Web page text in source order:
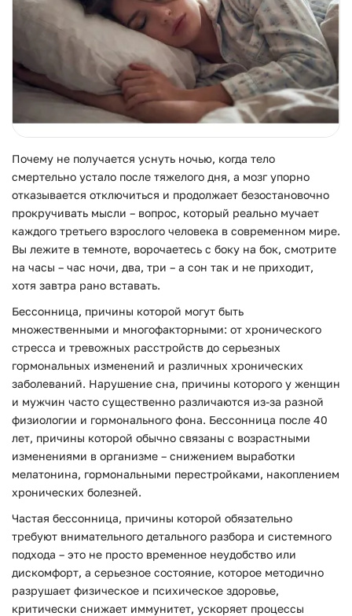
Почему не получается уснуть ночью, когда тело
смертельно устало после тяжелого дня, а мозг упорно
отказывается отключиться и продолжает безостановочно
прокручивать мысли – вопрос, который реально мучает
каждого третьего взрослого человека в современном мире.
Вы лежите в темноте, ворочаетесь с боку на бок, смотрите
на часы – час ночи, два, три – а сон так и не приходит,
хотя завтра рано вставать.
Бессонница, причины которой могут быть
множественными и многофакторными: от хронического
стресса и тревожных расстройств до серьезных
гормональных изменений и различных хронических
заболеваний. Нарушение сна, причины которого у женщин
и мужчин часто существенно различаются из-за разной
физиологии и гормонального фона. Бессонница после 40
лет, причины которой обычно связаны с возрастными
изменениями в организме – снижением выработки
мелатонина, гормональными перестройками, накоплением
хронических болезней.
Частая бессонница, причины которой обязательно
требуют внимательного детального разбора и системного
подхода – это не просто временное неудобство или
дискомфорт, а серьезное состояние, которое методично
разрушает физическое и психическое здоровье,
критически снижает иммунитет, ускоряет процессы